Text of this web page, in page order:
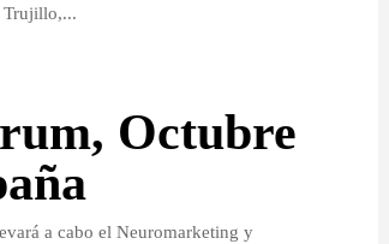
Trujillo,...
Octubre
a cabo el Neuromarketing y